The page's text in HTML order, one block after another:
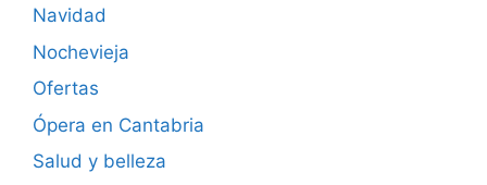
Navidad
Nochevieja
Ofertas
Ópera en Cantabria
Salud y belleza